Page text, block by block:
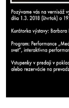
kauzy
konania
stavebné
konania
pripomienkové